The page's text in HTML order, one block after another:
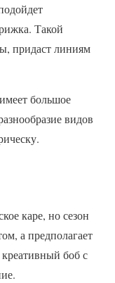
Такой
придаст линиям
большое
видов
каре, но сезон
а предполагает
боб с